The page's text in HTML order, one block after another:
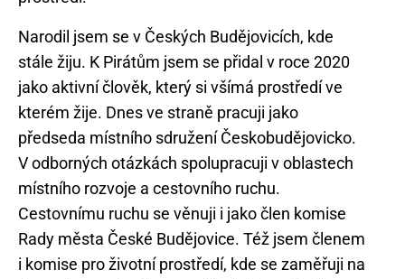
Narodil jsem se v Českých Budějovicích, kde
stále žiju. K Pirátům jsem se přidal v roce 2020
jako aktivní člověk, který si všímá prostředí ve
kterém žije. Dnes ve straně pracuji jako
předseda místního sdružení Českobudějovicko.
V odborných otázkách spolupracuji v oblastech
místního rozvoje a cestovního ruchu.
Cestovnímu ruchu se věnuji i jako člen komise
Rady města České Budějovice. Též jsem členem
i komise pro životní prostředí, kde se zaměřuji na